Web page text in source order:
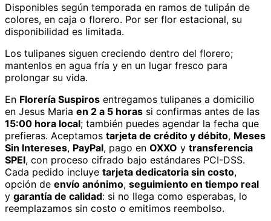
Disponibles según temporada en ramos de tulipán de
colores, en caja o florero. Por ser flor estacional, su
disponibilidad es limitada.
Los tulipanes siguen creciendo dentro del florero;
mantenlos en agua fría y en un lugar fresco para
prolongar su vida.
En Florería Suspiros entregamos tulipanes a domicilio
en Jesus Maria en 2 a 5 horas si confirmas antes de las
15:00 hora local; también puedes agendar la fecha que
prefieras. Aceptamos tarjeta de crédito y débito, Meses
Sin Intereses, PayPal, pago en OXXO y transferencia
SPEI, con proceso cifrado bajo estándares PCI-DSS.
Cada pedido incluye tarjeta dedicatoria sin costo,
opción de envío anónimo, seguimiento en tiempo real
y garantía de calidad: si no llega como esperabas, lo
reemplazamos sin costo o emitimos reembolso.